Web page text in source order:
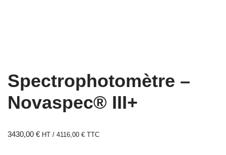
Spectrophotomètre –
Novaspec® III+
3430,00 € HT / 4116,00 € TTC